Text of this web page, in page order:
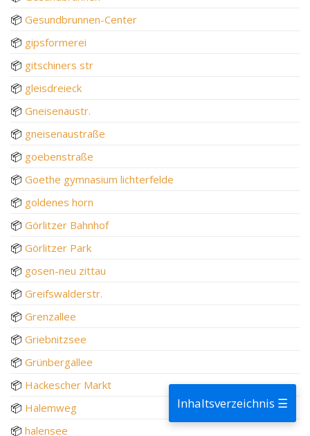
📦 Gesundbrunnen-Center
📦 gipsformerei
📦 gitschiners str
📦 gleisdreieck
📦 Gneisenaustr.
📦 gneisenaustraße
📦 goebenstraße
📦 Goethe gymnasium lichterfelde
📦 goldenes horn
📦 Görlitzer Bahnhof
📦 Görlitzer Park
📦 gosen-neu zittau
📦 Greifswalderstr.
📦 Grenzallee
📦 Griebnitzsee
📦 Grünbergallee
📦 Hackescher Markt
📦 Halemweg
📦 halensee
Inhaltsverzeichnis ☰